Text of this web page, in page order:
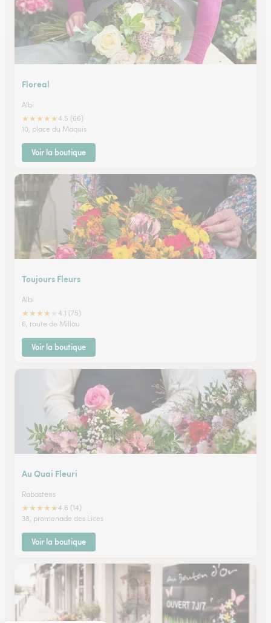
Floreal
Albi
★★★★★4.5 (66)
10, place du Maquis
Voir la boutique
Toujours Fleurs
Albi
★★★★
4.1 (75)
6, route de Millau
Voir la boutique
Au Quai Fleuri
Rabastens
★★★★★4.6 (14)
38, promenade des Lices
Voir la boutique